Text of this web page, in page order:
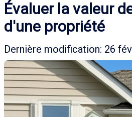
Évaluer la valeur
d'une propriété
Dernière modification: 26